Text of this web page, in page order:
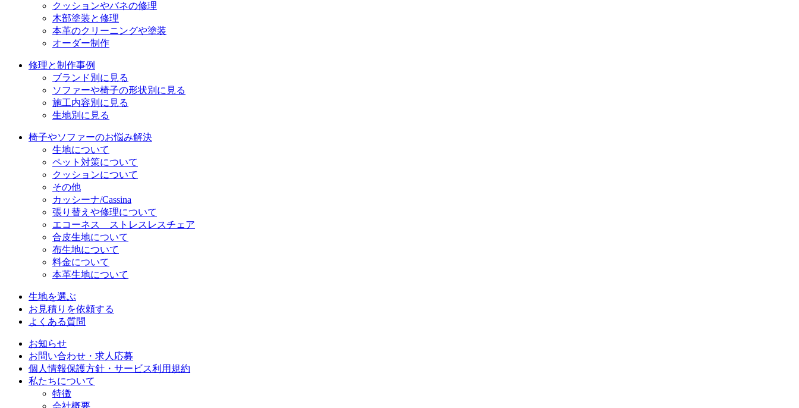
クッションやバネの修理
木部塗装と修理
本革のクリーニングや塗装
オーダー制作
修理と制作事例
ブランド別に見る
ソファーや椅子の形状別に見る
施工内容別に見る
生地別に見る
椅子やソファーのお悩み解決
生地について
ペット対策について
クッションについて
その他
カッシーナ/Cassina
張り替えや修理について
エコーネス ストレスレスチェア
合皮生地について
布生地について
料金について
本革生地について
生地を選ぶ
お見積りを依頼する
よくある質問
お知らせ
お問い合わせ・求人応募
個人情報保護方針・サービス利用規約
私たちについて
特徴